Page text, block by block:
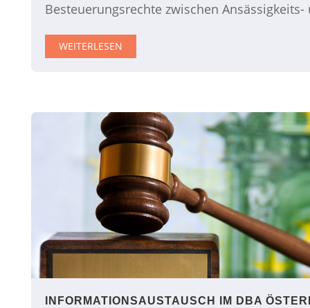
Besteuerungsrechte zwischen Ansässigkeits-
WEITERLESEN
INFORMATIONSAUSTAUSCH IM DBA